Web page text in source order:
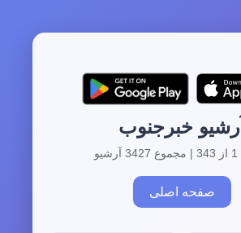
آرشیو خبرجنوب
صفحه اصلی